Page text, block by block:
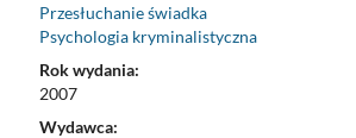
Przesłuchanie świadka
Psychologia kryminalistyczna
Rok wydania:
2007
Wydawca: